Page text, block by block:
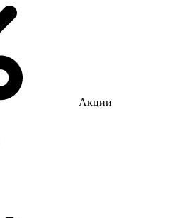
Акции